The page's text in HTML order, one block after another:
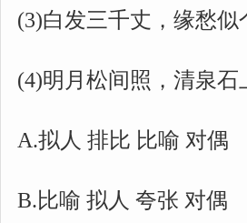
(3)白发三千丈，缘愁似
(4)明月松间照，清泉石
A.拟人 排比 比喻 对偶
B.比喻 拟人 夸张 对偶